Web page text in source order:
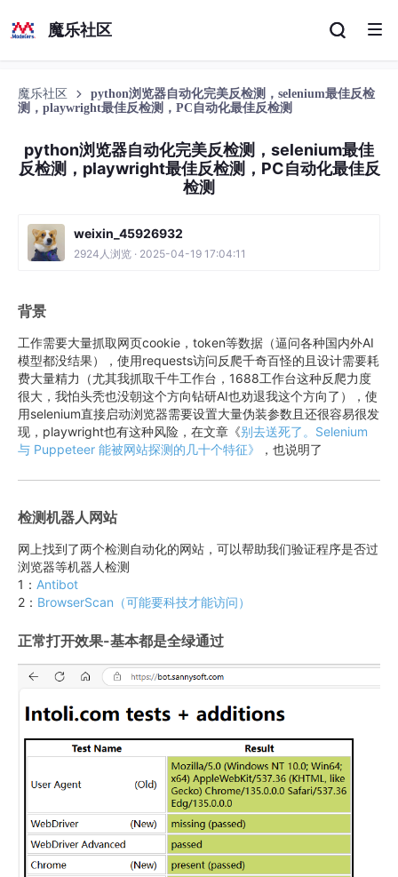
魔乐社区
魔乐社区
python浏览器自动化完美反检测，selenium最佳反检
测，playwright最佳反检测，PC自动化最佳反检测
python浏览器自动化完美反检测，selenium最佳
反检测，playwright最佳反检测，PC自动化最佳反
检测
weixin_45926932
2924人浏览 · 2025-04-19 17:04:11
背景
工作需要大量抓取网页cookie，token等数据（逼问各种国内外AI
模型都没结果），使用requests访问反爬千奇百怪的且设计需要耗
费大量精力（尤其我抓取千牛工作台，1688工作台这种反爬力度
很大，我怕头秃也没朝这个方向钻研AI也劝退我这个方向了），使
用selenium直接启动浏览器需要设置大量伪装参数且还很容易很发
现，playwright也有这种风险，在文章《别去送死了。Selenium
与 Puppeteer 能被网站探测的几十个特征》
，也说明了
检测机器人网站
网上找到了两个检测自动化的网站，可以帮助我们验证程序是否过
浏览器等机器人检测
1： Antibot
2： BrowserScan（可能要科技才能访问）
正常打开效果-基本都是全绿通过